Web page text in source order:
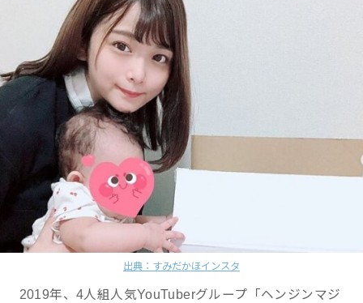
出典：すみだかほインスタ
2019年、4人組人気YouTuberグループ「ヘンジンマジ